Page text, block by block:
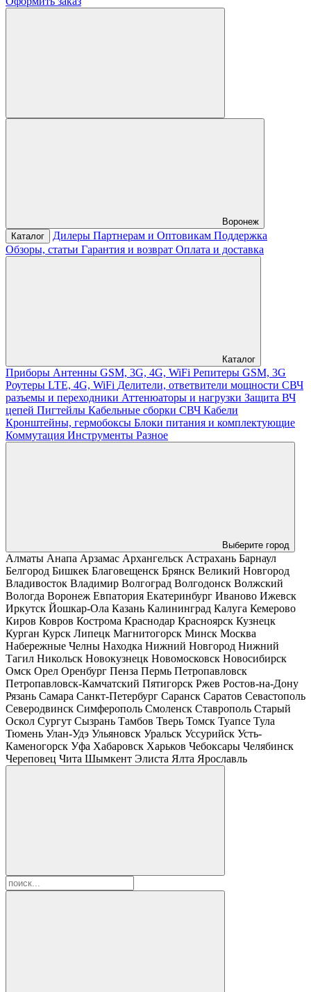
Воронеж
Каталог
Дилеры Партнерам и Оптовикам Поддержка
Обзоры, статьи Гарантия и возврат Оплата и доставка
Каталог
Приборы Антенны GSM, 3G, 4G, WiFi Репитеры GSM, 3G
Роутеры LTE, 4G, WiFi Делители, ответвители мощности СВЧ
разъемы и переходники Аттенюаторы и нагрузки Защита ВЧ
цепей Пигтейлы Кабельные сборки СВЧ Кабели
Кронштейны, гермобоксы Блоки питания и комплектующие
Коммутация Инструменты Разное
Выберите город
Алматы Анапа Арзамас Архангельск Астрахань Барнаул
Белгород Бишкек Благовещенск Брянск Великий Новгород
Владивосток Владимир Волгоград Волгодонск Волжский
Вологда Воронеж Евпатория Екатеринбург Иваново Ижевск
Иркутск Йошкар-Ола Казань Калининград Калуга Кемерово
Киров Ковров Кострома Краснодар Красноярск Кузнецк
Курган Курск Липецк Магнитогорск Минск Москва
Набережные Челны Находка Нижний Новгород Нижний
Тагил Никольск Новокузнецк Новомосковск Новосибирск
Омск Орел Оренбург Пенза Пермь Петропавловск
Петропавловск-Камчатский Пятигорск Ржев Ростов-на-Дону
Рязань Самара Санкт-Петербург Саранск Саратов Севастополь
Северодвинск Симферополь Смоленск Ставрополь Старый
Оскол Сургут Сызрань Тамбов Тверь Томск Туапсе Тула
Тюмень Улан-Удэ Ульяновск Уральск Уссурийск Усть-
Каменогорск Уфа Хабаровск Харьков Чебоксары Челябинск
Череповец Чита Шымкент Элиста Ялта Ярославль